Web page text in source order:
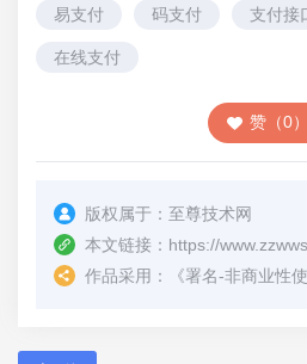
易支付 码支付 支付接
在线支付
赞（0）
版权属于： 至尊技术网
本文链接： https://
作品采用：
《署名-非商业性使用-相同方